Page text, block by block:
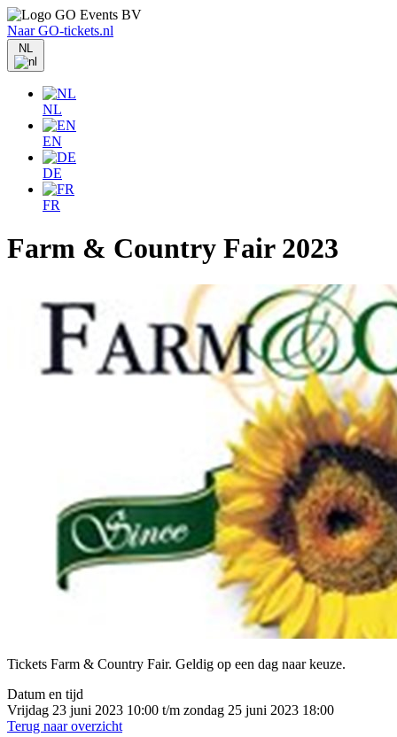
Naar GO-tickets.nl
NL
NL
EN
DE
FR
Farm & Country Fair 2023
Tickets Farm & Country Fair. Geldig op een dag naar keuze.
Datum en tijd
Vrijdag 23 juni 2023 10:00 t/m zondag 25 juni 2023 18:00
Terug naar overzicht